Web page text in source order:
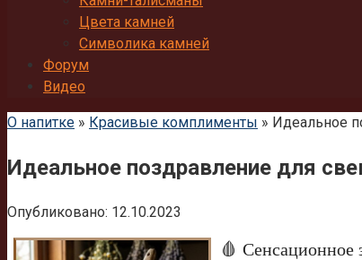
Цвета камней
Символика камней
Форум
Видео
О напитке » Красивые комплименты » Идеальное
Идеальное поздравление для
Опубликовано: 12.10.2023
🩸 Сенсационное